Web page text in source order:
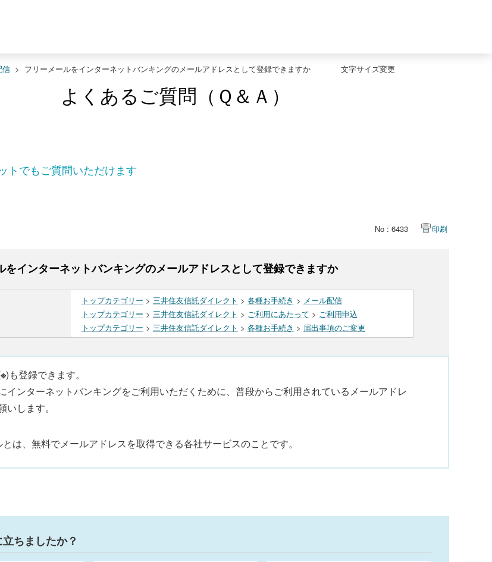
文字サイズ変更
信 > フリーメールをインターネットバンキングのメールアドレスとして登録できますか
よくあるご質問（Ｑ＆Ａ）
トでもご質問いただけます
No : 6433 印刷
をインターネットバンキングのメールアドレスとして登録できますか
トップカテゴリー > 三井住友信託ダイレクト > 各種お手続き > メール配信
トップカテゴリー > 三井住友信託ダイレクト > ご利用にあたって > ご利用申込
トップカテゴリー > 三井住友信託ダイレクト > 各種お手続き > 届出事項のご変更
※)も登録できます。
インターネットバンキングをご利用いただくために、普段からご利用されているメールアドレ
いします。
は、無料でメールアドレスを取得できる各社サービスのことです。
ちましたか？